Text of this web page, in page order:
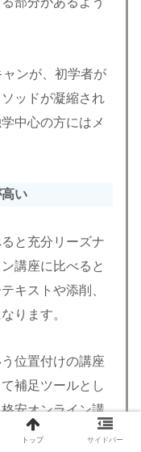
ンが、初学者が
ッドが凝縮され
中心の方にはメ
い
と充分リーズナ
講座に比べると
キストや添削、
ります。
位置付けの講座
補足ツールとし
安オンライン講
トップ サイドバー